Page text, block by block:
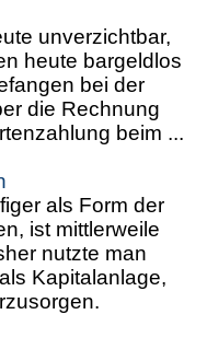
unverzichtbar,
heute bargeldlos
bei der
die Rechnung
beim ...
als Form der
ist mittlerweile
nutzte man
Kapitalanlage,